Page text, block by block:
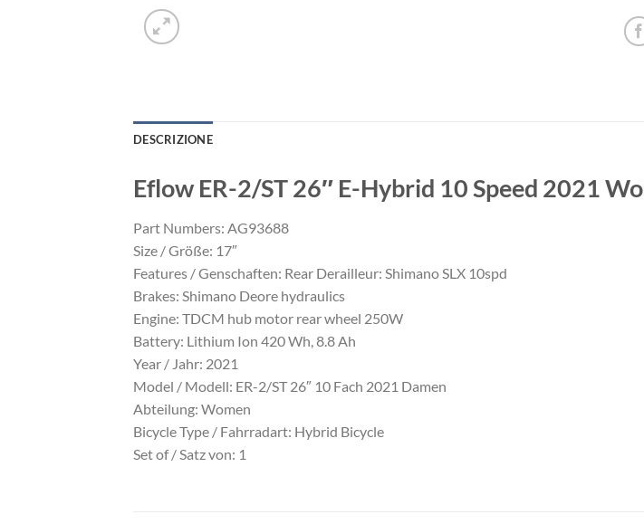
DESCRIZIONE
Eflow ER-2/ST 26″ E-Hybrid 10 Speed 2021
Part Numbers: AG93688
Size / Größe: 17″
Features / Genschaften: Rear Derailleur: Shimano SLX 10spd
Brakes: Shimano Deore hydraulics
Engine: TDCM hub motor rear wheel 250W
Battery: Lithium Ion 420 Wh, 8.8 Ah
Year / Jahr: 2021
Model / Modell: ER-2/ST 26″ 10 Fach 2021 Damen
Abteilung: Women
Bicycle Type / Fahrradart: Hybrid Bicycle
Set of / Satz von: 1